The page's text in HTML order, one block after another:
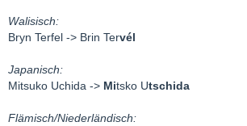
Walisisch:
Bryn Terfel -> Brin Tervél
Japanisch:
Mitsuko Uchida -> Mitsko Utschida
Flämisch/Niederländisch: